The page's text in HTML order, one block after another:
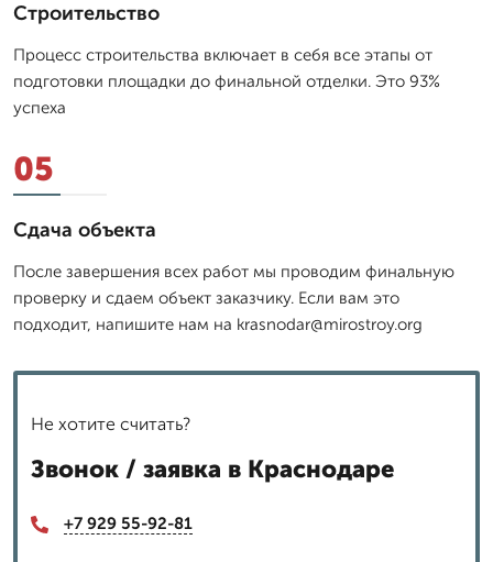
Строительство
Процесс строительства включает в себя все этапы от
подготовки площадки до финальной отделки. Это 93%
успеха
05
Сдача объекта
После завершения всех работ мы проводим финальную
проверку и сдаем объект заказчику. Если вам это
подходит, напишите нам на krasnodar@mirostroy.org
Не хотите считать?
Звонок / заявка в Краснодаре
+7 929 55-92-81